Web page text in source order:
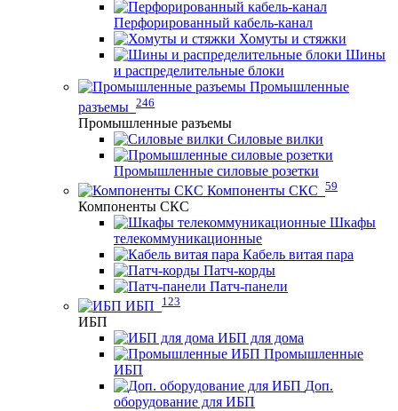
Перфорированный кабель-канал
Хомуты и стяжки
Шины
и распределительные блоки
Промышленные
разъемы 246
Промышленные разъемы
Силовые вилки
Промышленные силовые розетки
Компоненты СКС 59
Компоненты СКС
Шкафы
телекоммуникационные
Кабель витая пара
Патч-корды
Патч-панели
ИБП
123
ИБП
ИБП для дома
Промышленные
ИБП
Доп.
оборудование для ИБП